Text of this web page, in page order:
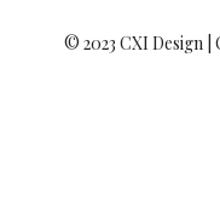
© 2023 CXI Design |